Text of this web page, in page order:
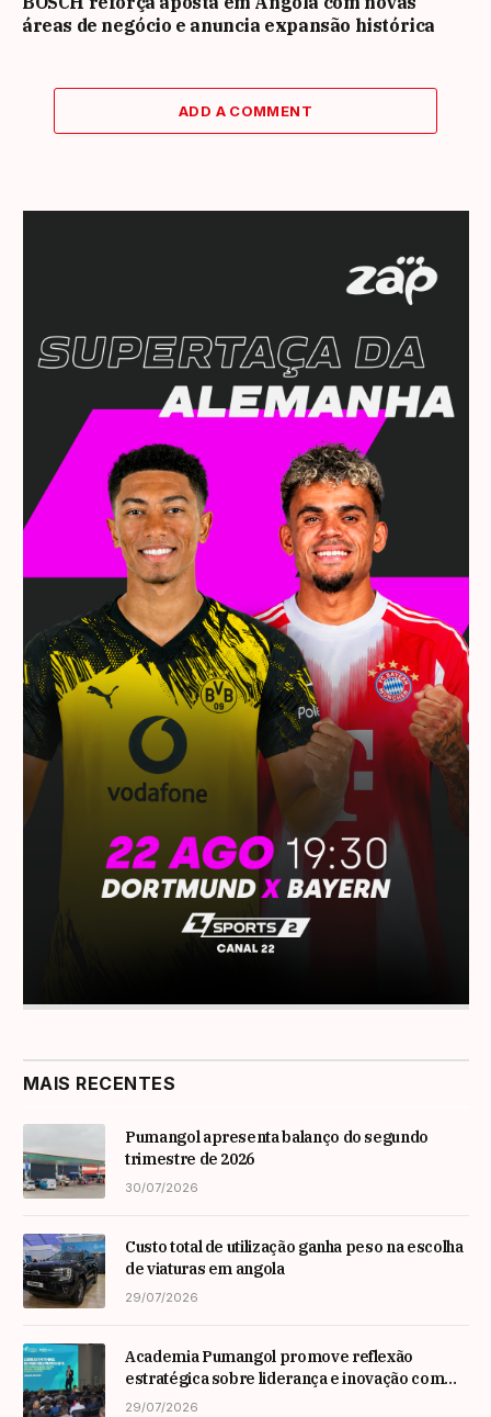
áreas de negócio e anuncia expansão histórica
ADD A COMMENT
MAIS RECENTES
Pumangol apresenta balanço do segundo
trimestre de 2026
30/07/2026
Custo total de utilização ganha peso na escolha
de viaturas em angola
29/07/2026
Academia Pumangol promove reflexão
estratégica sobre liderança e inovação com
especialista internacional Nadim Habib
29/07/2026